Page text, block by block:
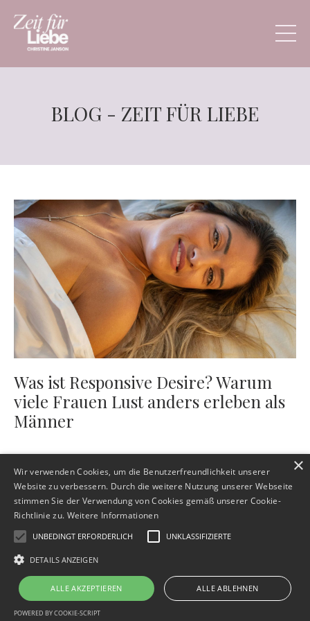
BLOG - ZEIT FÜR LIEBE
Was ist Responsive Desire? Warum
viele Frauen Lust anders erleben als
Männer
Verantwortung & Vertrauen
© 2026 Christine Janson - Intimitätscoaching für Beziehung, Sinnlichkeit und
persönliche Entwicklung
Wir verwenden Cookies, um die Benutzerfreundlichkeit unserer
Website zu verbessern. Durch die weitere Nutzung unserer Webseite
stimmen Sie der Verwendung von Cookies gemäß unserer Cookie-
Richtlinie zu. Weitere Informationen
UNBEDINGT ERFORDERLICH UNKLASSIFIZIERTE
DETAILS ANZEIGEN
ALLE AKZEPTIEREN ALLE ABLEHNEN
POWERED BY COOKIE-SCRIPT
×